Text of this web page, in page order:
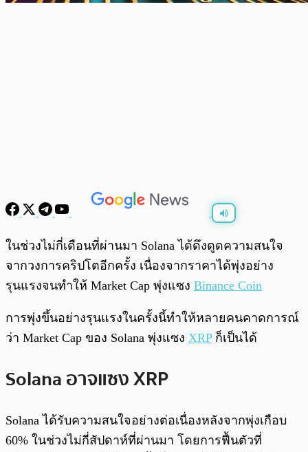
พร้อมเล่น 0:00
ในช่วงไม่กี่เดือนที่ผ่านมา Solana ได้ดึงดูดความสนใจ
จากวงการคริปโตอีกครั้ง เนื่องจากราคาได้พุ่งอย่าง
รุนแรงจนทำให้ Market Cap พุ่งแซง Binance Coin
การพุ่งขึ้นอย่างรุนแรงในครั้งนี้ทำให้หลายคนคาดการณ์
ว่า​ Market Cap ของ Solana พุ่งแซง XRPก็เป็นได้
Solana อาจแซง XRP
Solana ได้รับความสนใจอย่างต่อเนื่องหลังจากพุ่งเกือบ
60% ในช่วงไม่กี่สัปดาห์ที่ผ่านมา โดยการฟื้นตัวที่